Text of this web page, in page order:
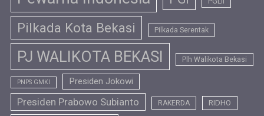
Pilkada Kota Bekasi Pilkada Serentak
PJ WALIKOTA BEKASI Plh Walikota Bekasi
PNPS GMKI Presiden Jokowi
Presiden Prabowo Subianto RAKERDA RIDHO